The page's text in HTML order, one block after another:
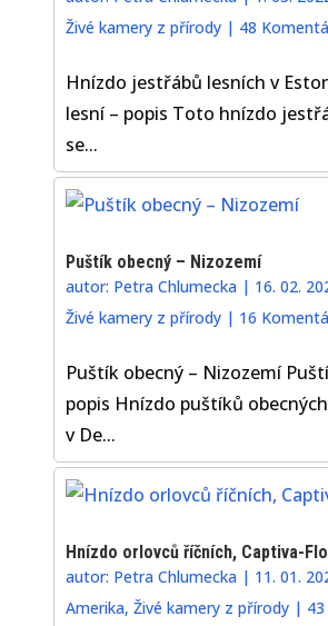
Živé kamery z přírody | 48
Hnízdo jestřábů lesních v
lesní – popis Toto hnízdo
se...
Puštík obecný – Nizozemí
autor: Petra Chlumecka | 16. 02.
Živé kamery z přírody | 16
Puštík obecný – Nizozemí
popis Hnízdo puštíků
v De...
Hnízdo orlovců říčních, Captiva-
autor: Petra Chlumecka | 11. 01.
Amerika,Živé kamery z přírody | 43